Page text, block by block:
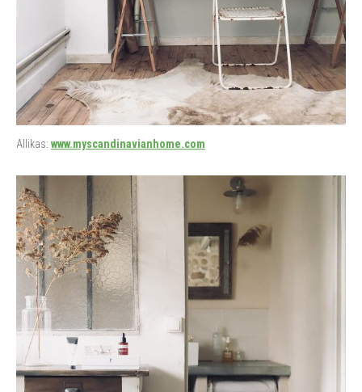
Allikas: www.myscandinavianhome.com